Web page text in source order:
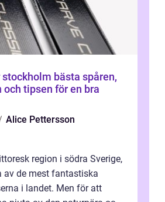
bästa spåren,
tipsen för en bra
Alice Pettersson
region i södra Sverige,
av de mest fantastiska
i landet. Men för att